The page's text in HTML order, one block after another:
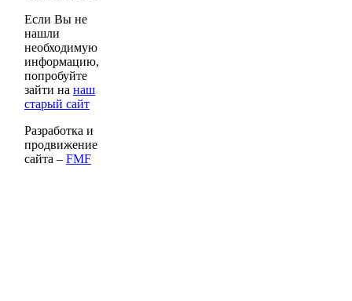
Если Вы не
нашли
необходимую
информацию,
попробуйте
зайти на наш
старый сайт
Разработка и
продвижение
сайта – FMF